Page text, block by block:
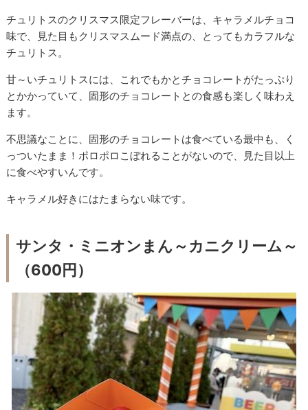
チュリトスのクリスマス限定フレーバーは、キャラメルチョコ
味で、見た目もクリスマスムード満点の、とってもカラフルな
チュリトス。
甘～いチュリトスには、これでもかとチョコレートがたっぷり
とかかっていて、固形のチョコレートとの食感も楽しく味わえ
ます。
不思議なことに、固形のチョコレートは食べている最中も、く
っついたまま！ポロポロこぼれることがないので、見た目以上
に食べやすいんです。
キャラメル好きにはたまらない味です。
サンタ・ミニオンまん～カニクリーム～
（600円）